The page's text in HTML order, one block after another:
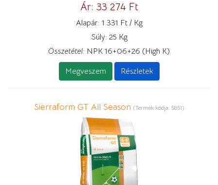
Ár: 33 274 Ft
Alapár: 1 331 Ft / Kg
Súly: 25 Kg
Összetétel: NPK 16+06+26 (High K)
Megveszem Részletek
Sierraform GT All Season (Termék kódja: 5851)